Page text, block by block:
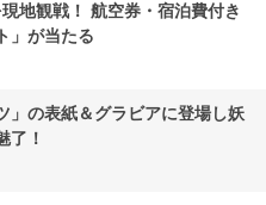
地観戦！ 航空券・宿泊費付き
」が当たる
」の表紙＆グラビアに登場し妖
了！